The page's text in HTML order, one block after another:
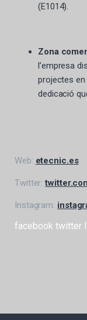
(E1014).
Zona
l’empresa
projectes
dedicació
Web: etecnic.es
Twitter:
Instagram:
facebook twitter